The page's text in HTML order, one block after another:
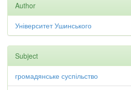
Author
Університет Ушинського
Subject
громадянське суспільство